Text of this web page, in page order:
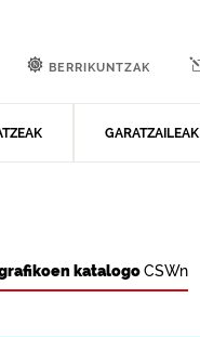
GARATZAILEAK
BERRIKUNTZAK
katalogoCSWn